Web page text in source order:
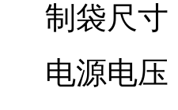
制袋尺寸
电源电压